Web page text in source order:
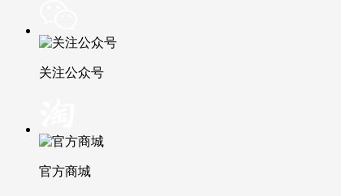
关注公众号
官方商城